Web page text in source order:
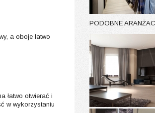
PODOBNE
a oboje łatwo
łatwo otwierać i
w wykorzystaniu